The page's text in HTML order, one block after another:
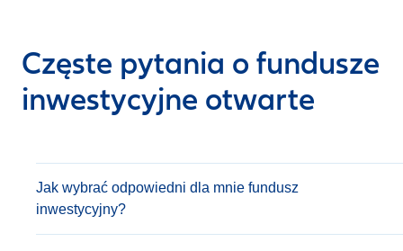
Częste pytania o fundusze
inwestycyjne otwarte
Jak wybrać odpowiedni dla mnie fundusz
inwestycyjny?